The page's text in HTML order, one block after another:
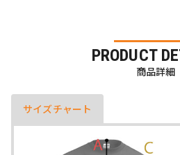
PRODUCT
商品詳細
サイズチャート